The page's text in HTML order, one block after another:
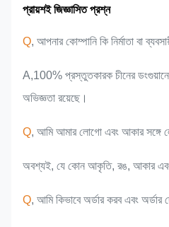
শিল্প অভিজ্ঞতা বাজার এলাকা
প্রায়শই জিজ্ঞাসিত প্রশ্ন
Q, আপনার কোম্পানি কি নির্মাতা বা
A,100% প্রস্তুতকারক চীনের
অভিজ্ঞতা রয়েছে।
Q, আমি আমার লোগো এবং আকার সঙ্গে
অবশ্যই, যে কোন আকৃতি, রঙ, আকার
Q, আমি কিভাবে অর্ডার করব এবং